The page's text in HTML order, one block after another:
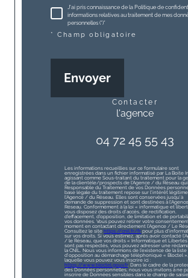
J'ai pris connaissance de la Politique de
informations relatives au traitement de mes
personnelles (*)*
* Champ obligatoire
Envoyer
contacter
l'agence
04 72 45 55 43
Les informations recueillies sur ce formulaire sont
enregistrées dans un fichier informatisé par La Boite
agissant comme Sous-traitant du traitement pour la
de la clientèle/prospects de l'Agence / du Réseau
Responsable du Traitement de vos Données
base légale du traitement repose sur l'intérêt
l'Agence / du Réseau. Elles sont conservées jusqu'à
demande de suppression et sont destinées à
Réseau. Conformément à la loi « informatique et
vous disposez des droits d’accès, de rectification,
d’effacement, d’opposition, de limitation et de
vos données. Vous pouvez retirer votre
moment en contactant directement l’Agence / Le
Consultez le sitehttps://cnil.fr/fr pour plus
sur vos droits. Si vous estimez, après avoir contacté
/ le Réseau, que vos droits « Informatique et
sont pas respectés, vous pouvez adresser une
la CNIL. Nous vous informons de l’existence de la liste
d'opposition au démarchage téléphonique « Bloctel
laquelle vous pouvez vous inscrire ici :
https://www.bloctel.gouv.fr. Dans le cadre de la
des Données personnelles, nous vous invitons à ne
inscrire de Données sensibles dans le champ de